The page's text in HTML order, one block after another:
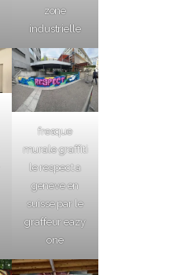
zone
industrielle
fresque
murale graffiti
le respect a
geneve en
suisse par le
graffeur eazy
one